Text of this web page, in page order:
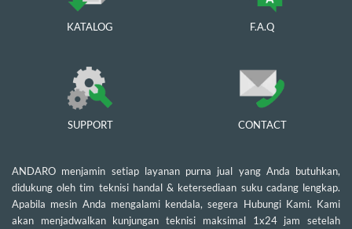
KATALOG F.A.Q
SUPPORT CONTACT
ANDARO menjamin setiap layanan purna jual yang Anda butuhkan,
didukung oleh tim teknisi handal & ketersediaan suku cadang lengkap.
Apabila mesin Anda mengalami kendala, segera Hubungi Kami. Kami
akan menjadwalkan kunjungan teknisi maksimal 1x24 jam setelah